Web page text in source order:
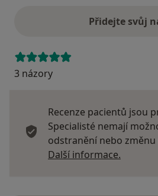
Přidejte svůj
3 názory
Recenze pacientů jsou
Specialisté nemají
odstranění nebo změnu
Další informace.